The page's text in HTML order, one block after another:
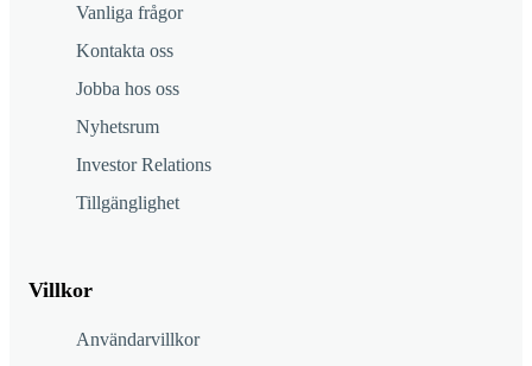
Vanliga frågor
Kontakta oss
Jobba hos oss
Nyhetsrum
Investor Relations
Tillgänglighet
Villkor
Användarvillkor